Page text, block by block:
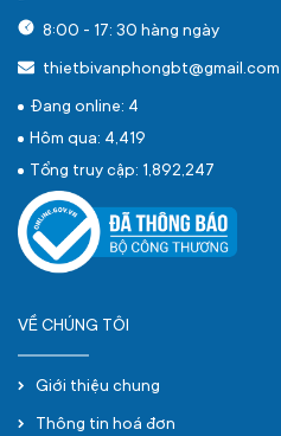
8:00 - 17: 30 hàng ngày
thietbivanphongbt@gmail.com
Đang online: 4
Hôm qua: 4,419
Tổng truy cập: 1,892,247
VỀ CHÚNG TÔI
Giới thiệu chung
Thông tin hoá đơn